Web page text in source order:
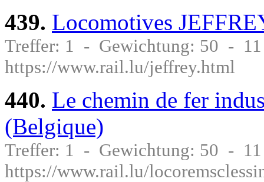
439. Locomotives
Treffer: 1 - Gewichtung: 50 -
https://www.rail.lu/jeffrey.html
440. Le chemin de fer
(Belgique)
Treffer: 1 - Gewichtung: 50 -
https://www.rail.lu/